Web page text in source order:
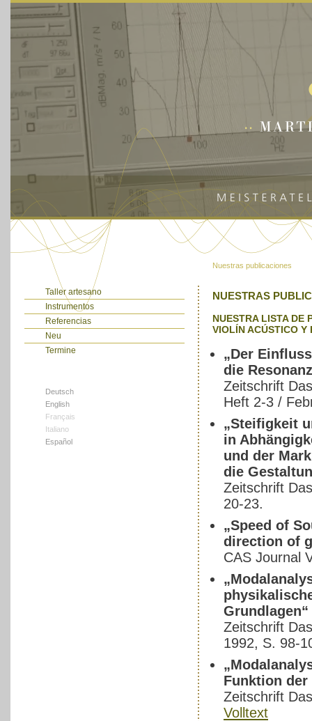
Nuestras publicaciones
Taller artesano
Instrumentos
Referencias
Neu
Termine
Deutsch
English
Français
Italiano
Español
NUESTRAS
NUESTRA LISTA DE
VIOLÍN ACÚSTICO Y
„Der
die
Zeitschrift
Heft 2-3 /
„Steifigkeit
in
und der
die
Zeitschrift
20-23.
„Speed of
direction of
CAS Journal
Grundlagen“
Zeitschrift
1992, S. 98-
Funktion der
Zeitschrift
Volltext